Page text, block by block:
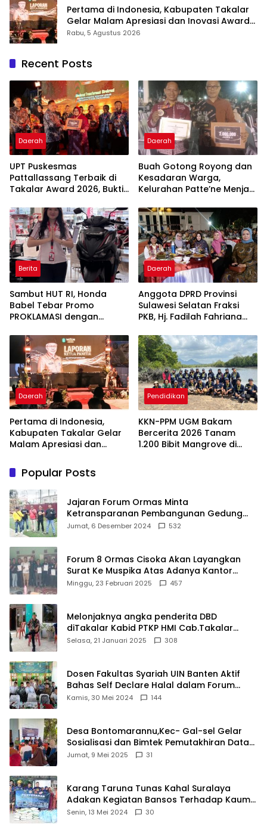
Pertama di Indonesia, Kabupaten Takalar
Gelar Malam Apresiasi dan Inovasi Award
2026: Panggung Penghargaan bagi
Rabu, 5 Agustus 2026
Recent Posts
Daerah
UPT Puskesmas
Pattallassang Terbaik di
Takalar Award 2026, Bukti
Pelayanan Kesehatan
Berkualitas
Daerah
Buah Gotong Royong dan
Kesadaran Warga,
Kelurahan Patte’ne Menjadi
2026
Berita
Sambut HUT RI, Honda
Babel Tebar Promo
PROKLAMASI dengan
Jutaan Rupiah
Daerah
Anggota DPRD Provinsi
Sulawesi Selatan Fraksi
PKB, Hj. Fadilah Fahriana
Takalar Menyalakan
Lentera Pengabdian
Melalui Malam Apresiasi
dan Inovasi Award 2026
Daerah
Pertama di Indonesia,
Kabupaten Takalar Gelar
Malam Apresiasi dan
Panggung Penghargaan
bagi Pelayan Publik
Berprestasi
Pendidikan
KKN-PPM UGM Bakam
Bercerita 2026 Tanam
1.200 Bibit Mangrove di
Popular Posts
Jajaran Forum Ormas Minta
Ketransparanan Pembangunan Gedung
Damkar Di Kecamatan Cisoka
Jumat, 6 Desember 2024 532
Forum 8 Ormas Cisoka Akan Layangkan
Surat Ke Muspika Atas Adanya Kantor
Matel di Cisoka
Minggu, 23 Februari 2025 457
Melonjaknya angka penderita DBD
diTakalar Kabid PTKP HMI Cab.Takalar
angkat bicara
Selasa, 21 Januari 2025 308
Dosen Fakultas Syariah UIN Banten Aktif
Bahas Self Declare Halal dalam Forum
Ijtima Ulama MUI
Kamis, 30 Mei 2024 144
Desa Bontomarannu,Kec- Gal-sel Gelar
Sosialisasi dan Bimtek Pemutakhiran Data
ID
Jumat, 9 Mei 2025 31
Karang Taruna Tunas Kahal Suralaya
Adakan Kegiatan Bansos Terhadap Kaum
Dhuafa dan Anak Yatim-Piatu
Senin, 13 Mei 2024 30